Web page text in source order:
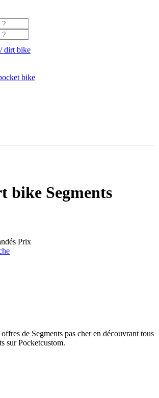
dirt bike
bike
bike Segments
Prix
de Segments pas cher en découvrant tous
sur Pocketcustom.